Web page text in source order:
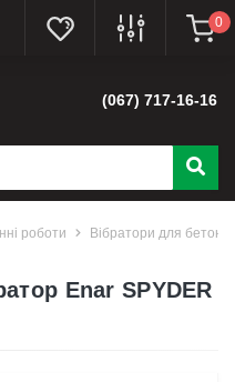
0
(067) 717-16-16
роботи Вібратори для бетону
Enar SPYDER